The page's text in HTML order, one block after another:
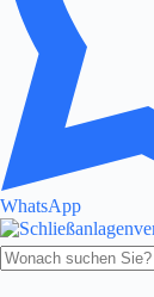
WhatsApp
Produkte
durchsuchen